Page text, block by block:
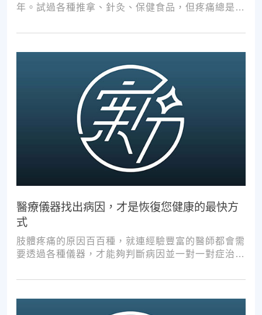
年。試過各種推拿、針灸、保健食品，但疼痛總是時
醫療儀器找出病因，才是恢復您健康的最快方
式
肢體疼痛的原因百百種，就連經驗豐富的醫師都會需
要透過各種儀器，才能夠判斷病因並一對一對症治
次推拿、按摩，都難以讓您徹底擺脫不適。